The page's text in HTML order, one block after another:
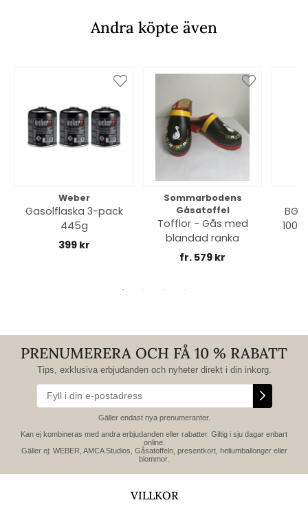
Andra köpte även
Weber
Gasolflaska 3-pack
445g
399 kr
Sommarbodens
Gåsatoffel
Tofflor - Gås med
blandad ranka
fr. 579 kr
PRENUMERERA OCH FÅ 10 % RABATT
Tips, exklusiva erbjudanden och nyheter direkt i din inkorg.
Gäller endast nya prenumeranter.
Kan ej kombineras med andra erbjudanden eller rabatter. Giltig i sju dagar enbart
online.
Gäller ej: WEBER, AMCA Studios, Gåsatoffeln, presentkort, heliumballonger eller
blommor.
VILLKOR